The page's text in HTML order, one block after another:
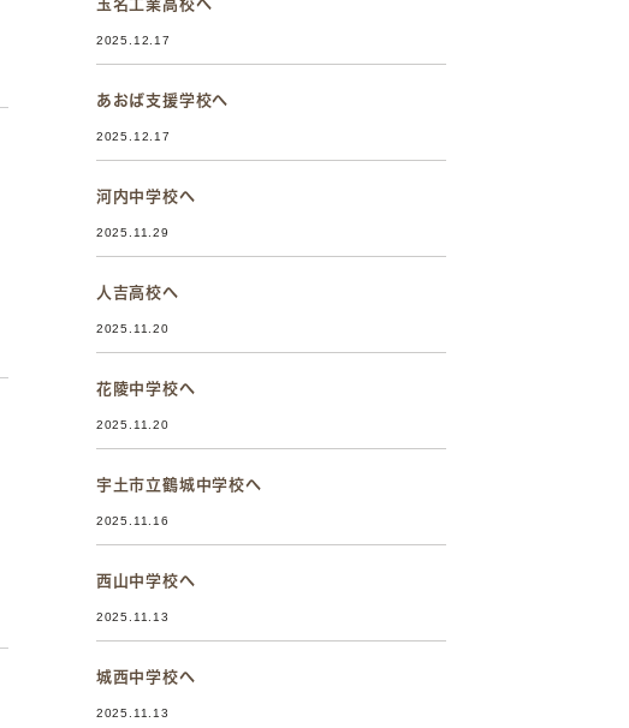
玉名工業高校へ
2025.12.17
あおば支援学校へ
2025.12.17
河内中学校へ
2025.11.29
人吉高校へ
2025.11.20
花陵中学校へ
2025.11.20
宇土市立鶴城中学校へ
2025.11.16
西山中学校へ
2025.11.13
城西中学校へ
2025.11.13